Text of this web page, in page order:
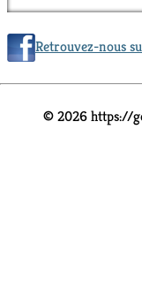
Retrouvez-nous
© 2026 https://